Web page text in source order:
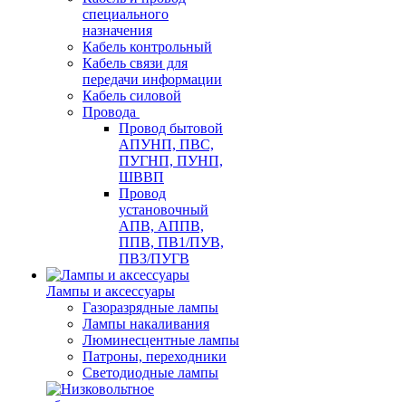
специального
назначения
Кабель контрольный
Кабель связи для
передачи информации
Кабель силовой
Провода
Провод бытовой
АПУНП, ПВС,
ПУГНП, ПУНП,
ШВВП
Провод
установочный
АПВ, АППВ,
ППВ, ПВ1/ПУВ,
ПВ3/ПУГВ
Лампы и аксессуары
Газоразрядные лампы
Лампы накаливания
Люминесцентные лампы
Патроны, переходники
Светодиодные лампы